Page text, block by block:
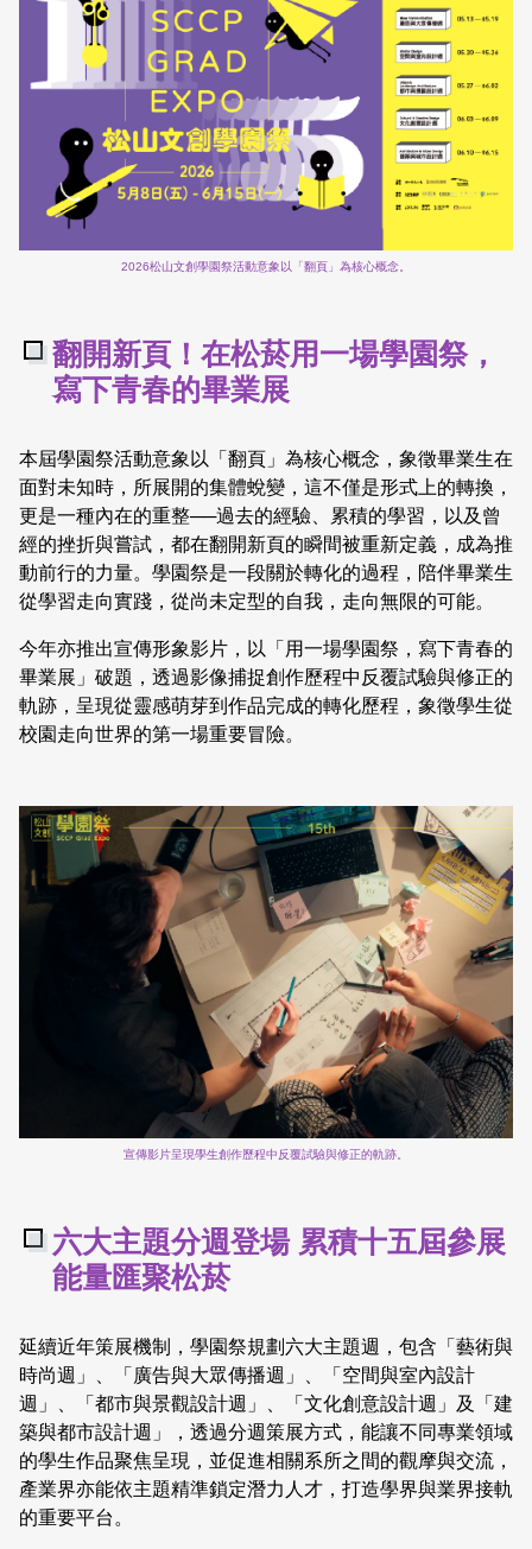
2026松山文創學園祭活動意象以「翻頁」為核心概念。
翻開新頁！ 在松菸用一場學園祭，
寫下青春的畢業展
本屆學園祭活動意象以「翻頁」為核心概念，象徵畢業生在
面對未知時，所展開的集體蛻變，這不僅是形式上的轉換，
更是一種內在的重整──過去的經驗、累積的學習，以及曾
經的挫折與嘗試，都在翻開新頁的瞬間被重新定義，成為推
動前行的力量。學園祭是一段關於轉化的過程，陪伴畢業生
從學習走向實踐，從尚未定型的自我，走向無限的可能。
今年亦推出宣傳形象影片，以「用一場學園祭，寫下青春的
畢業展」破題，透過影像捕捉創作歷程中反覆試驗與修正的
軌跡，呈現從靈感萌芽到作品完成的轉化歷程，象徵學生從
校園走向世界的第一場重要冒險。
宣傳影片呈現學生創作歷程中反覆試驗與修正的軌跡。
六大主題分週登場 累積十五屆參展
能量匯聚松菸
延續近年策展機制，學園祭規劃六大主題週，包含「藝術與
時尚週」、「廣告與大眾傳播週」、「空間與室內設計
週」、「都市與景觀設計週」、「文化創意設計週」及「建
築與都市設計週」，透過分週策展方式，能讓不同專業領域
的學生作品聚焦呈現，並促進相關系所之間的觀摩與交流，
產業界亦能依主題精準鎖定潛力人才，打造學界與業界接軌
的重要平台。